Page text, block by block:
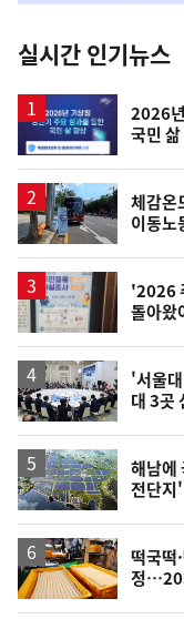
뉴
스
실시간 인기뉴스
2026
국민
체감
이동노
'2026
돌아왔
'서울
대 3곳
해남에
전단지
떡국떡
정